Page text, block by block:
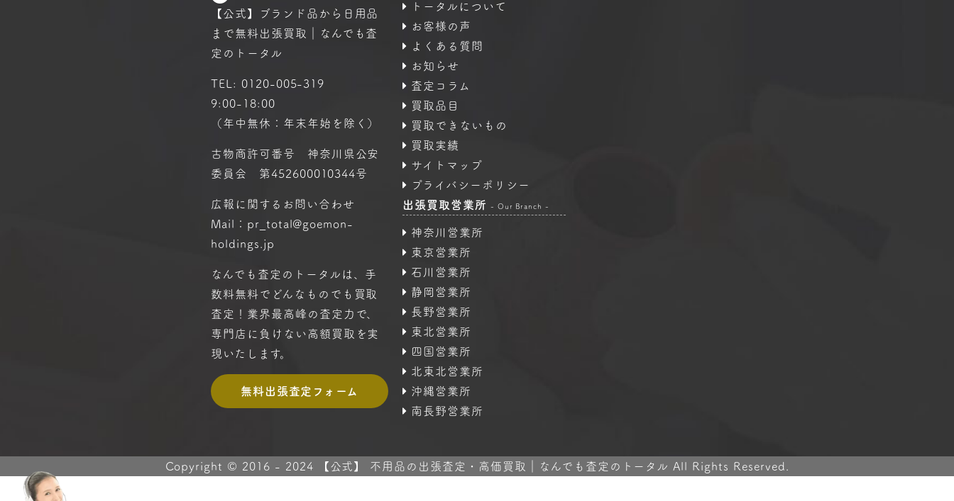
【公式】ブランド品から日用品
まで無料出張買取｜なんでも査
定のトータル
TEL: 0120-005-319
9:00-18:00
（年中無休：年末年始を除く）
古物商許可番号 神奈川県公安
委員会 第452600010344号
広報に関するお問い合わせ
Mail：pr_total@goemon-
holdings.jp
なんでも査定のトータルは、手
数料無料で どんなものでも買取
査定！ 業界最高峰の査定力で、
専門店に 負けない高額買取を実
現いたします。
無料出張査定フォーム
トータルについて
お客様の声
よくある質問
お知らせ
査定コラム
買取品目
買取できないもの
買取実績
サイトマップ
プライバシーポリシー
出張買取営業所
- Our Branch -
神奈川営業所
東京営業所
石川営業所
静岡営業所
長野営業所
東北営業所
四国営業所
北東北営業所
沖縄営業所
南長野営業所
Copyright © 2016 - 2024 【公式】 不用品の出張査定・高価買取｜なんでも査定のトータル All Rights Reserved.